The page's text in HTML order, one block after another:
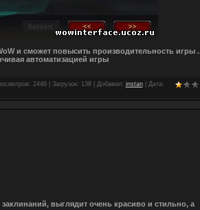
и сможет повысить производительность игры .
автоматизацией игры
2446 | Загрузок: 138 | Добавил: instan| Дата:
выглядит очень красиво и стильно, а